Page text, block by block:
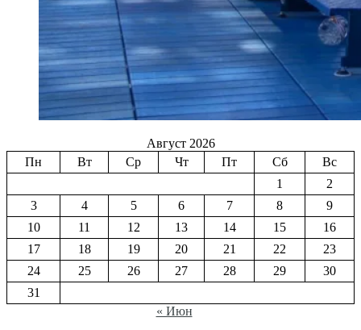
Август 2026
Пн
Вт Ср Чт Пт Сб
Вс
1
2
3
4 5 6 7 8
9
10
11 12 13 14 15
16
17
18 19 20 21 22
23
24
25 26 27 28 29
30
31
« Июн